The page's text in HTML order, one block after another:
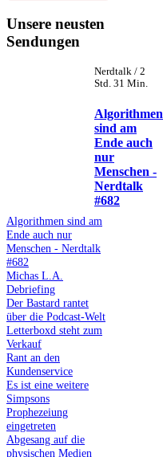
Unsere neusten
Sendungen
Nerdtalk / 2
Std. 31 Min.
Algorithmen
sind am
Ende auch
nur
Menschen -
Nerdtalk
#682
Algorithmen sind am
Ende auch nur
Menschen - Nerdtalk
#682
Michas L.A.
Debriefing
Der Bastard rantet
über die Podcast-Welt
Letterboxd steht zum
Verkauf
Rant an den
Kundenservice
Es ist eine weitere
Simpsons
Prophezeiung
eingetreten
Abgesang auf die
physischen Medien